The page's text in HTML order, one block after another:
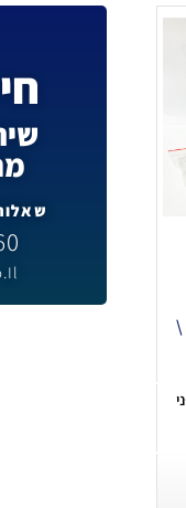
חנקן 60 \